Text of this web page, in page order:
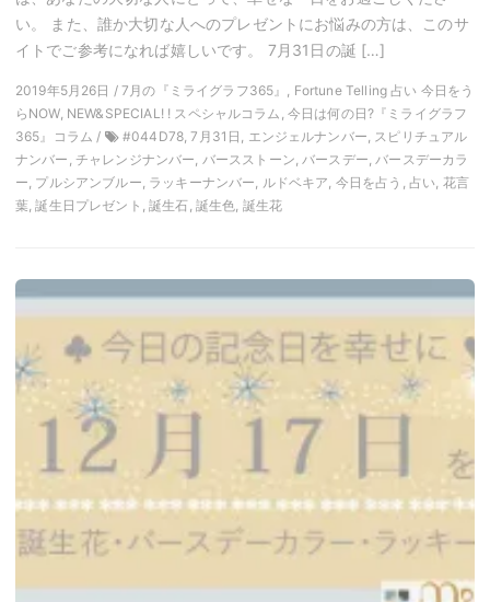
い。 また、誰か大切な人へのプレゼントにお悩みの方は、このサ
イトでご参考になれば嬉しいです。 7月31日の誕 […]
2019年5月26日 / 7月の『ミライグラフ365』, Fortune Telling 占い 今日をう
らNOW, NEW&SPECIAL! ! スペシャルコラム, 今日は何の日?『ミライグラフ
365』コラム /
#044D78, 7月31日, エンジェルナンバー, スピリチュアル
ナンバー, チャレンジナンバー, バースストーン, バースデー, バースデーカラ
ー, プルシアンブルー, ラッキーナンバー, ルドベキア, 今日を占う, 占い, 花言
葉, 誕生日プレゼント, 誕生石, 誕生色, 誕生花